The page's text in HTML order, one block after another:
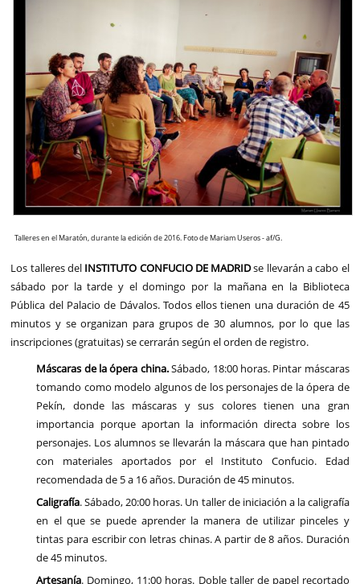
Talleres en el Maratón, durante la edición de 2016. Foto de Mariam Useros - af/G.
Los talleres del INSTITUTO CONFUCIO DE MADRIDse llevarán a cabo el
sábado por la tarde y el domingo por la mañana en la Biblioteca
Pública del Palacio de Dávalos. Todos ellos tienen una duración de 45
minutos y se organizan para grupos de 30 alumnos, por lo que las
inscripciones (gratuitas) se cerrarán según el orden de registro.
Máscaras de la ópera china.Sábado, 18:00 horas. Pintar máscaras
tomando como modelo algunos de los personajes de la ópera de
Pekín, donde las máscaras y sus colores tienen una gran
importancia porque aportan la información directa sobre los
personajes. Los alumnos se llevarán la máscara que han pintado
con materiales aportados por el Instituto Confucio. Edad
recomendada de 5 a 16 años. Duración de 45 minutos.
Caligrafía. Sábado, 20:00 horas. Un taller de iniciación a la caligrafía
en el que se puede aprender la manera de utilizar pinceles y
tintas para escribir con letras chinas. A partir de 8 años. Duración
de 45 minutos.
Artesanía. Domingo, 11:00 horas. Doble taller de papel recortado